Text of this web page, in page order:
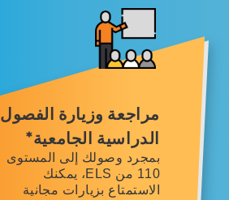
مراجعة وزيارة الفصول
الدراسية الجامعية*
بمجرد وصولك إلى المستوى
110 من ELS، يمكنك
الاستمتاع بزيارات مجانية